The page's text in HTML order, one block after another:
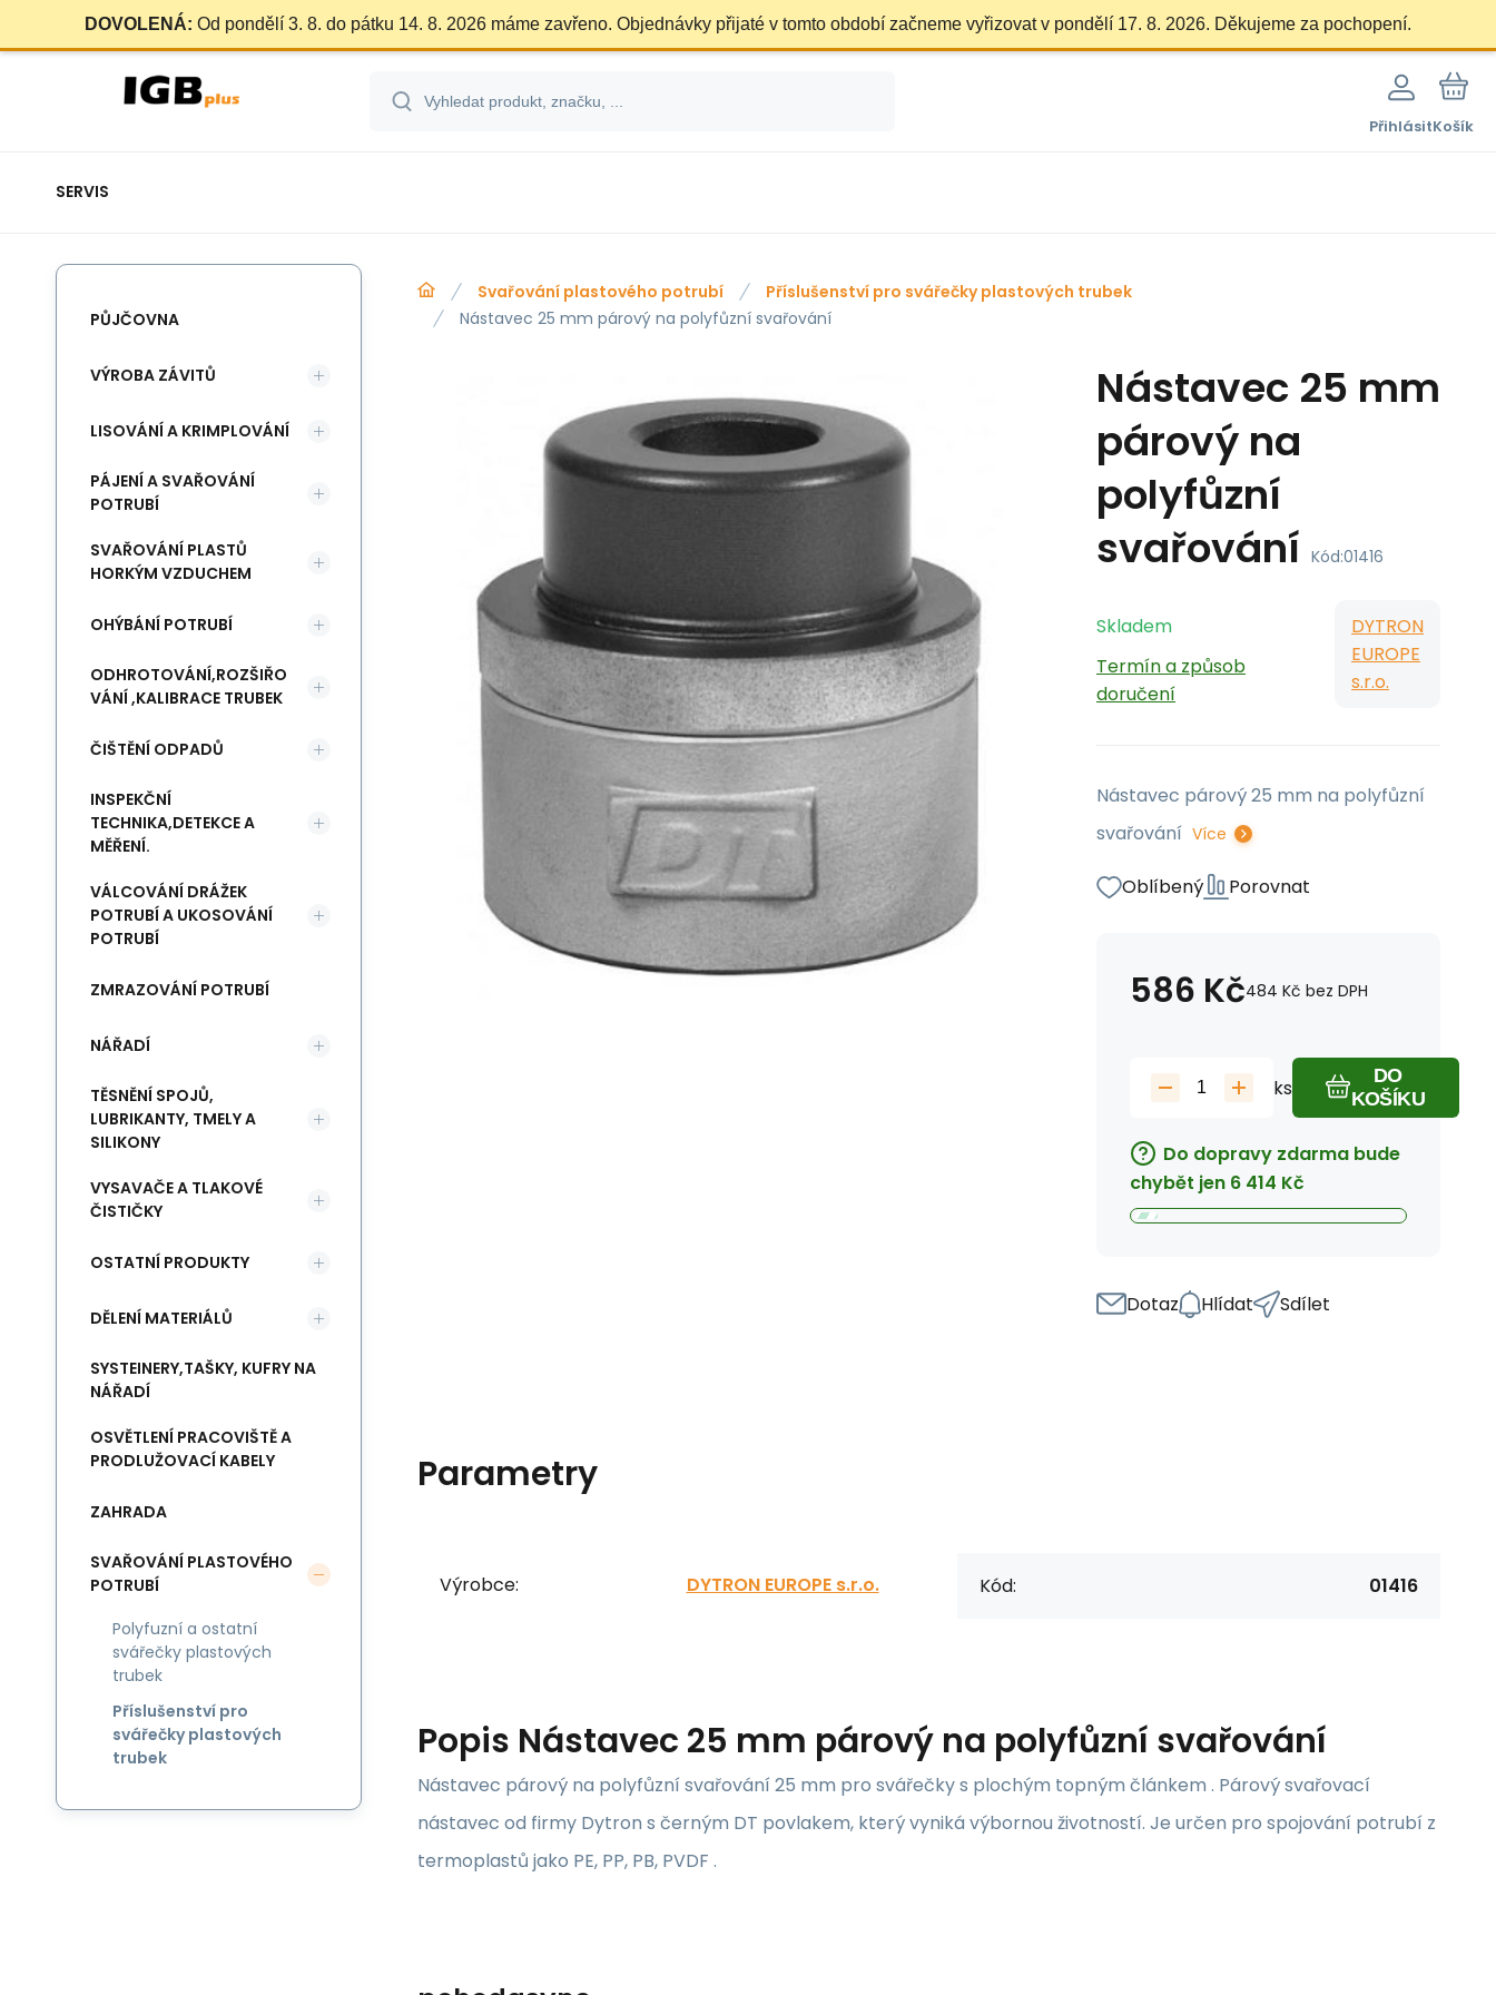
DOVOLENÁ: Od pondělí 3. 8. do pátku 14. 8. 2026 máme zavřeno. Objednávky přijaté v tomto období začneme vyřizovat v pondělí 17. 8. 2026. Děkujeme za pochopení.
PřihlásitKošík
SERVIS
Svařování plastového potrubí
Příslušenství pro svářečky plastových trubek
Nástavec 25 mm párový na polyfůzní svařování
Nástavec 25 mm
párový na
polyfůzní
svařování Kód:01416
Skladem
Termín a způsob
doručení
DYTRON
EUROPE
s.r.o.
Nástavec párový 25 mm na polyfůzní
svařování Více
Oblíbený Porovnat
586 Kč484 Kč bez DPH
ks
DO
KOŠÍKU
Do dopravy zdarma bude
chybět jen 6 414 Kč
Dotaz Hlídat Sdílet
Parametry
Výrobce: DYTRON EUROPE s.r.o. Kód: 01416
Popis Nástavec 25 mm párový na polyfůzní svařování
Nástavec párový na polyfůzní svařování 25 mm pro svářečky s plochým topným článkem . Párový svařovací
nástavec od firmy Dytron s černým DT povlakem, který vyniká výbornou životností. Je určen pro spojování potrubí z
termoplastů jako PE, PP, PB, PVDF .
PŮJČOVNA
VÝROBA ZÁVITŮ
LISOVÁNÍ A KRIMPLOVÁNÍ
PÁJENÍ A SVAŘOVÁNÍ
POTRUBÍ
SVAŘOVÁNÍ PLASTŮ
HORKÝM VZDUCHEM
OHÝBÁNÍ POTRUBÍ
ODHROTOVÁNÍ,ROZŠIŘO
VÁNÍ ,KALIBRACE TRUBEK
ČIŠTĚNÍ ODPADŮ
INSPEKČNÍ
TECHNIKA,DETEKCE A
MĚŘENÍ.
VÁLCOVÁNÍ DRÁŽEK
POTRUBÍ A UKOSOVÁNÍ
POTRUBÍ
ZMRAZOVÁNÍ POTRUBÍ
NÁŘADÍ
TĚSNĚNÍ SPOJŮ,
LUBRIKANTY, TMELY A
SILIKONY
VYSAVAČE A TLAKOVÉ
ČISTIČKY
OSTATNÍ PRODUKTY
DĚLENÍ MATERIÁLŮ
SYSTEINERY,TAŠKY, KUFRY NA
NÁŘADÍ
OSVĚTLENÍ PRACOVIŠTĚ A
PRODLUŽOVACÍ KABELY
ZAHRADA
SVAŘOVÁNÍ PLASTOVÉHO
POTRUBÍ
Polyfuzní a ostatní
svářečky plastových
trubek
Příslušenství pro
svářečky plastových
trubek